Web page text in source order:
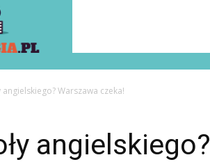
angielskiego? Warszawa czeka!
angielskiego?